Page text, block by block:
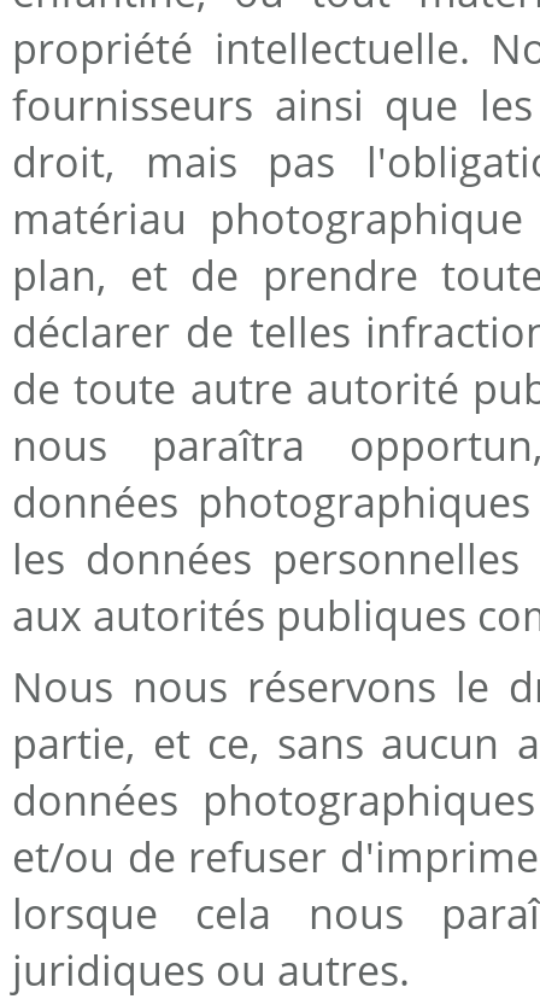
propriété intellectuelle.
fournisseurs ainsi que
droit, mais pas
matériau
plan, et de prendre
déclarer de telles
de toute autre autorité
nous paraîtra
données
les données
aux autorités publiques
Nous nous réservons le
partie, et ce, sans aucun
données
et/ou de refuser
lorsque cela nous
juridiques ou autres.